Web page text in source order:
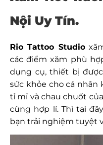
Nội Uy Tín.
Rio Tattoo Studio
các điểm xăm phù
dụng cụ, thiết bị
sức khỏe cho cá nhân
tỉ mỉ và chau chuốt
cùng hợp lí. Thì tại
bạn trải nghiệm tuyệt